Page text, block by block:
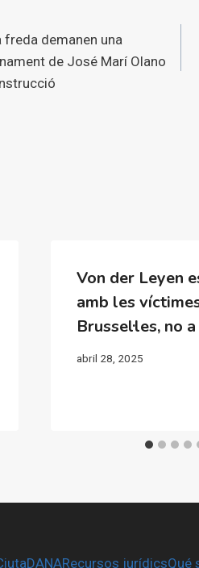
demanen una
de José Marí Olano
Von der Leyen
amb les
Brussel·les, no
abril 28, 2025
Recursos jurídicsQué